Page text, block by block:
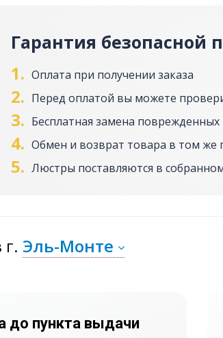
Гарантия безопасной
1. Оплата при получении заказа
2. Перед оплатой вы можете
3. Бесплатная замена поврежденных
4. Обмен и возврат товара в том же
5. Люстры поставляются в
г. Эль-Монте
до пункта выдачи